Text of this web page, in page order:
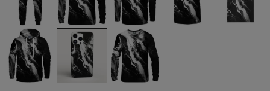
Damska
bluza
kapturem
Marble
Obudowa
telefon
Marble,
iPhone,
Samsung,
Huawei
Damska
bluza
Marble